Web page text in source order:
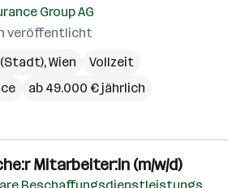
Group AG
veröffentlicht
,Wien
Vollzeit
ab 49.000 € jährlich
Mitarbeiter:in (m/w/d)